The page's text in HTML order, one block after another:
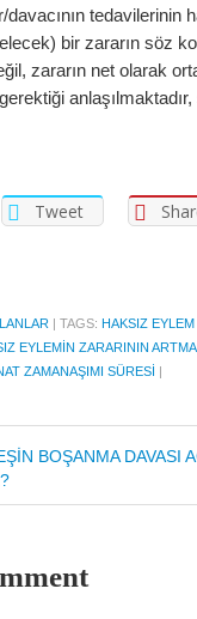
tedavilerinin
bir zararın söz
zararın net olarak
Tweet
TAGS: HAKSIZ
EYLEMIN ZARARININ
ZAMANAŞIMI SÜRESI
BOŞANMA DAVASI